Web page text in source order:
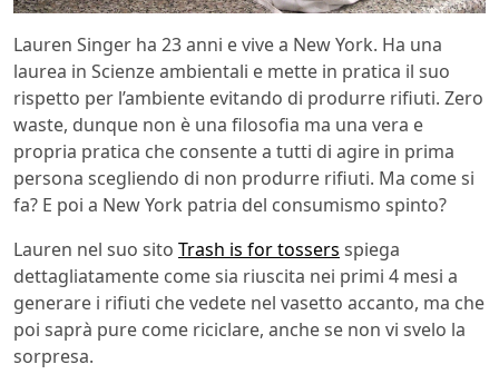
Lauren Singer ha 23 anni e vive a New York. Ha una
laurea in Scienze ambientali e mette in pratica il suo
rispetto per l’ambiente evitando di produrre rifiuti. Zero
waste, dunque non è una filosofia ma una vera e
propria pratica che consente a tutti di agire in prima
persona scegliendo di non produrre rifiuti. Ma come si
fa? E poi a New York patria del consumismo spinto?
Lauren nel suo sito Trash is for tossers spiega
dettagliatamente come sia riuscita nei primi 4 mesi a
generare i rifiuti che vedete nel vasetto accanto, ma che
poi saprà pure come riciclare, anche se non vi svelo la
sorpresa.